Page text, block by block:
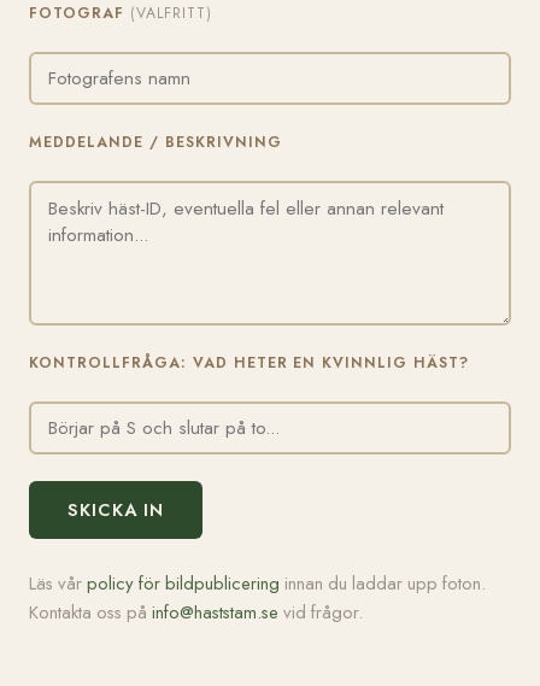
FOTOGRAF (VALFRITT)
MEDDELANDE / BESKRIVNING
KONTROLLFRÅGA: VAD HETER EN KVINNLIG HÄST?
SKICKA IN
Läs vårpolicy för bildpublicering innan du laddar upp foton.
Kontakta oss på info@haststam.se vid frågor.